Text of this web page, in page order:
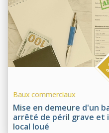
Mise en demeure d'un
arrêté de péril grave et
local loué
Baux commerciaux